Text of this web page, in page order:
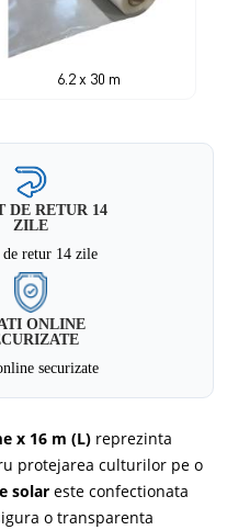
6.2 x 30 m
DE RETUR 14
ZILE
retur 14 zile
ONLINE
securizate
x 16 m (L) reprezinta
protejarea culturilor pe o
solareste confectionata
o transparenta